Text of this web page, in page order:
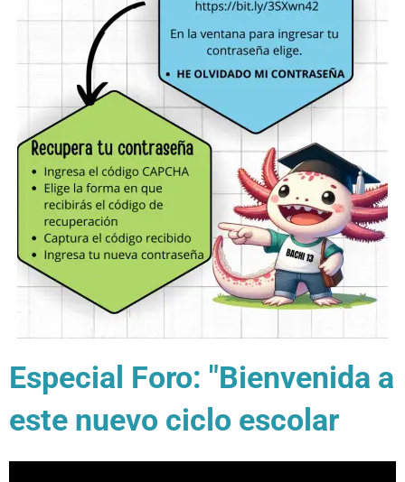
Especial Foro: "Bienvenida a
este nuevo ciclo escolar
2025"